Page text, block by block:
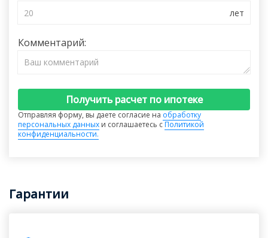
Комментарий:
Получить расчет по ипотеке
Отправляя форму, вы даете согласие на обработку
персональных данных и соглашаетесь сПолитикой
конфиденциальности.
Гарантии